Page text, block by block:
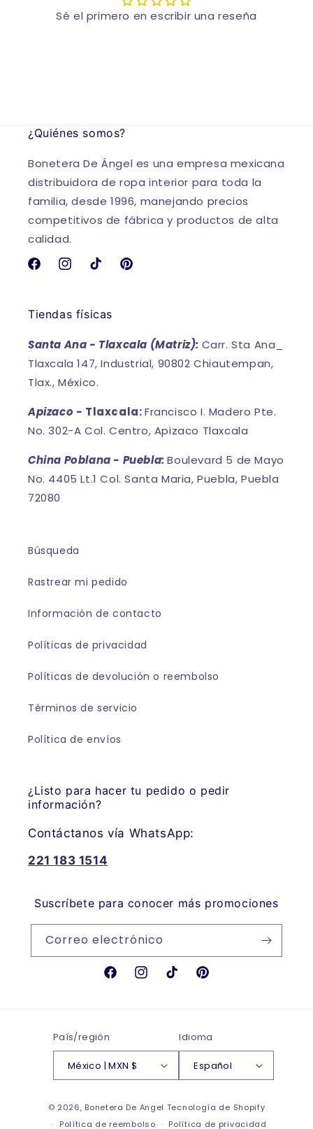
Sé el primero en escribir una reseña
¿Quiénes somos?
Bonetera De Ángel es una empresa mexicana
distribuidora de ropa interior para toda la
familia, desde 1996, manejando precios
competitivos de fábrica y productos de alta
calidad.
FacebookInstagramTikTokPinterest
Tiendas físicas
Santa Ana - Tlaxcala (Matriz): Carr. Sta Ana_
Tlaxcala 147, Industrial, 90802 Chiautempan,
Tlax., México.
Apizaco - Tlaxcala:Francisco I. Madero Pte.
No. 302-A Col. Centro, Apizaco Tlaxcala
China Poblana - Puebla:Boulevard 5 de Mayo
No. 4405 Lt.1 Col. Santa Maria, Puebla, Puebla
72080
Búsqueda
Rastrear mi pedido
Información de contacto
Políticas de privacidad
Políticas de devolución o reembolso
Términos de servicio
Política de envíos
¿Listo para hacer tu pedido o pedir
información?
Contáctanos vía WhatsApp:
221 183 1514
Suscríbete para conocer más promociones
Correo electrónico
FacebookInstagramTikTokPinterest
País/región
México | MXN $
Idioma
Español
de
© 2026, Bonetera De Angel Tecnología de Shopify
Política de reembolso
Política de privacidad